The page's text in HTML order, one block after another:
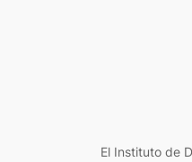
El Instituto de